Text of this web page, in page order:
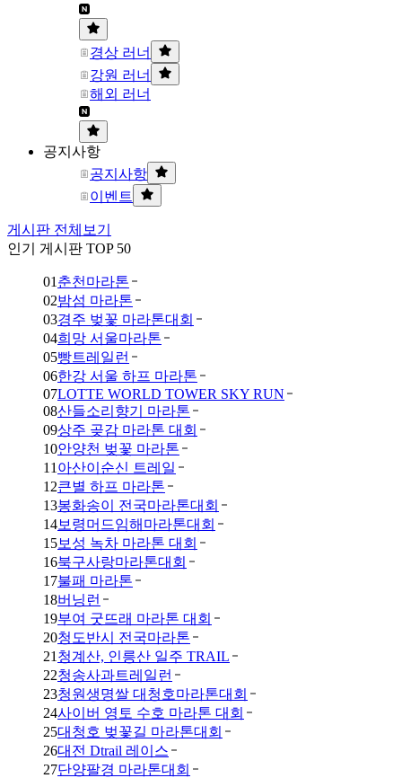
경상 러너
강원 러너
해외 러너
공지사항
공지사항
이벤트
게시판 전체보기
인기 게시판 TOP 50
01 춘천마라톤
02밤섬 마라톤
03경주 벚꽃 마라톤대회
04희망 서울마라톤
05빵트레일런
06한강 서울 하프 마라톤
07LOTTE WORLD TOWER SKY RUN
08산들소리향기 마라톤
09상주 곶감 마라톤 대회
10안양천 벚꽃 마라톤
11 아산이순신 트레일
12큰별 하프 마라톤
13봉화송이 전국마라톤대회
14보령머드임해마라톤대회
15보성 녹차 마라톤 대회
16북구사랑마라톤대회
17불패 마라톤
18버닝런
19부여 굿뜨래 마라톤 대회
20청도반시 전국마라톤
21 청계산, 인릉산 일주 TRAIL
22청송사과트레일런
23청원생명쌀 대청호마라톤대회
24사이버 영토 수호 마라톤 대회
25대청호 벚꽃길 마라톤대회
26대전 Dtrail 레이스
27단양팔경 마라톤대회